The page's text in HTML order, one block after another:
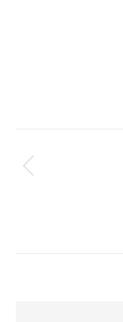
article